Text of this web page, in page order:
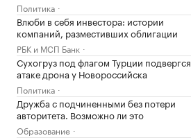
Политика
Влюби в себя инвестора: истории
компаний, разместивших облигации
РБК и МСП Банк
Сухогруз под флагом Турции подвергся
атаке дрона у Новороссийска
Политика
Дружба с подчиненными без потери
авторитета. Возможно ли это
Образование